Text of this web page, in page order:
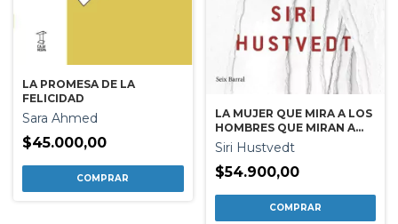
LA PROMESA DE LA
FELICIDAD
Sara Ahmed
$45.000,00
LA MUJER QUE MIRA A LOS
HOMBRES QUE MIRAN A
LAS MUJERES
Siri Hustvedt
$54.900,00